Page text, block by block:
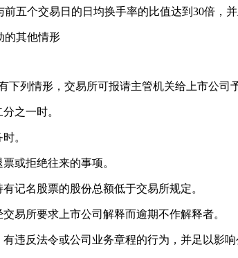
五个交易日的日均换手率的比值达到30倍，
的其他情形
下列情形，交易所可报请主管机关给上市公司
之一时。
。
或拒绝往来的事项。
记名股票的股份总额低于交易所规定。
易所要求上市公司解释而逾期不作解释者。
违反法令或公司业务章程的行为，并足以影响